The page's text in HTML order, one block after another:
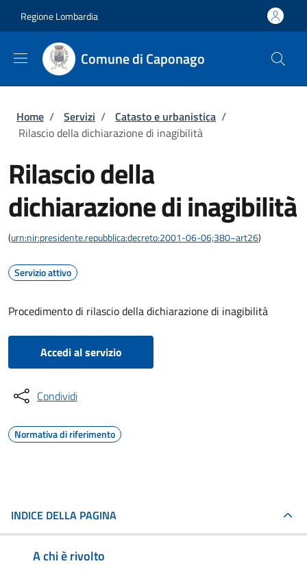
Regione Lombardia
Comune di Caponago
Briciole di pane
Home / Servizi / Catasto e urbanistica /
Rilascio della dichiarazione di inagibilità
Rilascio della
dichiarazione di inagibilità
(urn:nir:presidente.repubblica:decreto:2001-06-06;380~art26)
Servizio attivo
Procedimento di rilascio della dichiarazione di inagibilità
Accedi al servizio
Condividi
Normativa di riferimento
INDICE DELLA PAGINA
A chi è rivolto